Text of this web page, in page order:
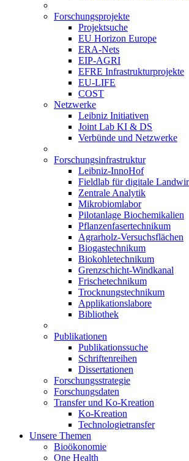
Forschungsprojekte
Projektsuche
EU Horizon Europe
ERA-Nets
EIP-AGRI
EFRE Infrastrukturprojekte
EU-LIFE
COST
Netzwerke
Leibniz Initiativen
Joint Lab KI & DS
Verbünde und Netzwerke
Forschungsinfrastruktur
Leibniz-InnoHof
Fieldlab für digitale
Zentrale Analytik
Mikrobiomlabor
Pilotanlage Biochemikalien
Pflanzenfasertechnikum
Agrarholz-Versuchsflächen
Biogastechnikum
Biokohletechnikum
Grenzschicht-Windkanal
Frischetechnikum
Trocknungstechnikum
Applikationslabore
Bibliothek
Publikationen
Publikationssuche
Schriftenreihen
Dissertationen
Forschungsstrategie
Forschungsdaten
Transfer und Ko-Kreation
Ko-Kreation
Technologietransfer
Unsere Themen
Bioökonomie
One Health